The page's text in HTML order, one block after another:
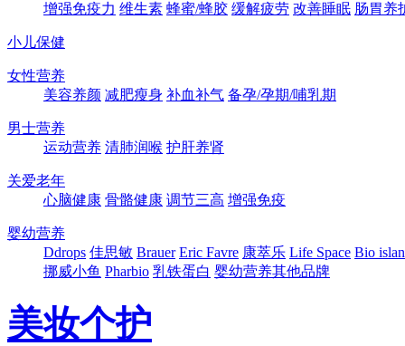
增强免疫力 维生素 蜂蜜/蜂胶 缓解疲劳 改善睡眠 肠胃养
小儿保健
女性营养
美容养颜 减肥瘦身 补血补气 备孕/孕期/哺乳期
男士营养
运动营养 清肺润喉 护肝养肾
关爱老年
心脑健康 骨骼健康 调节三高 增强免疫
婴幼营养
Ddrops 佳思敏 Brauer Eric Favre 康萃乐 Life Space Bio
挪威小鱼 Pharbio 乳铁蛋白 婴幼营养其他品牌
美妆个护